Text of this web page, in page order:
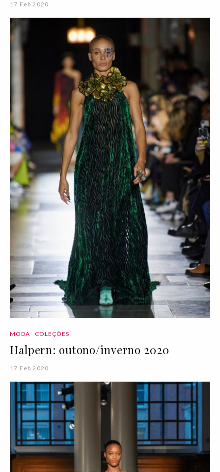
17 Feb 2020
MODA COLEÇÕES
Halpern: outono/inverno 2020
17 Feb 2020